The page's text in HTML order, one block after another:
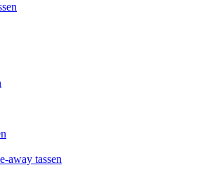
away tassen